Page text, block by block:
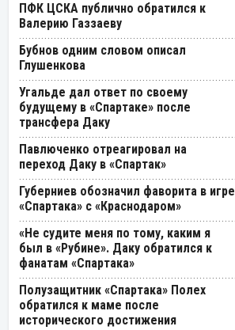
ПФК ЦСКА публично обратился к
Валерию Газзаеву
Бубнов одним словом описал
Глушенкова
Угальде дал ответ по своему
будущему в «Спартаке» после
трансфера Даку
Павлюченко отреагировал на
переход Даку в «Спартак»
Губерниев обозначил фаворита в игре
«Спартака» с «Краснодаром»
«Не судите меня по тому, каким я
был в «Рубине». Даку обратился к
фанатам «Спартака»
Полузащитник «Спартака» Полех
обратился к маме после
исторического достижения